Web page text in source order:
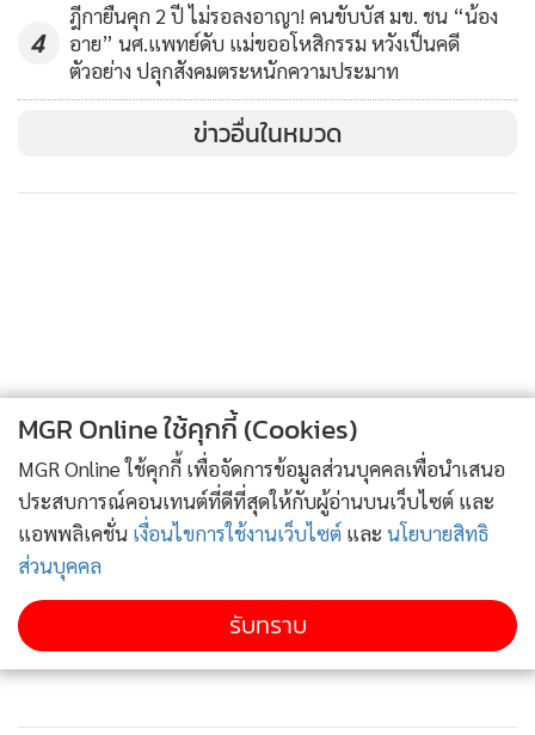
4
ฎีกายืนคุก 2 ปี ไม่รอลงอาญา! คนขับบัส มข. ชน “น้อง
อาย” นศ.แพทย์ดับ แม่ขออโหสิกรรม หวังเป็นคดี
ตัวอย่าง ปลุกสังคมตระหนักความประมาท
ข่าวอื่นในหมวด
MGR Online ใช้คุกกี้ (Cookies)
MGR Online ใช้คุกกี้ เพื่อจัดการข้อมูลส่วนบุคคลเพื่อนำเสนอ
ประสบการณ์คอนเทนต์ที่ดีที่สุดให้กับผู้อ่านบนเว็บไซต์ และ
แอพพลิเคชั่น เงื่อนไขการใช้งานเว็บไซต์ และ นโยบายสิทธิ
ส่วนบุคคล
รับทราบ